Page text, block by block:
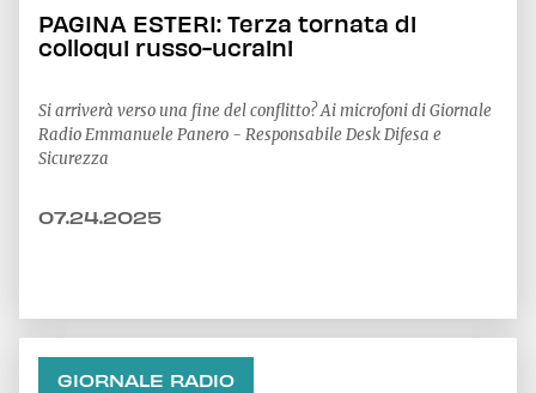
PAGINA ESTERI: Terza tornata di
colloqui russo-ucraini
Si arriverà verso una fine del conflitto? Ai microfoni di Giornale
Radio Emmanuele Panero - Responsabile Desk Difesa e
Sicurezza
07.24.2025
GIORNALE RADIO